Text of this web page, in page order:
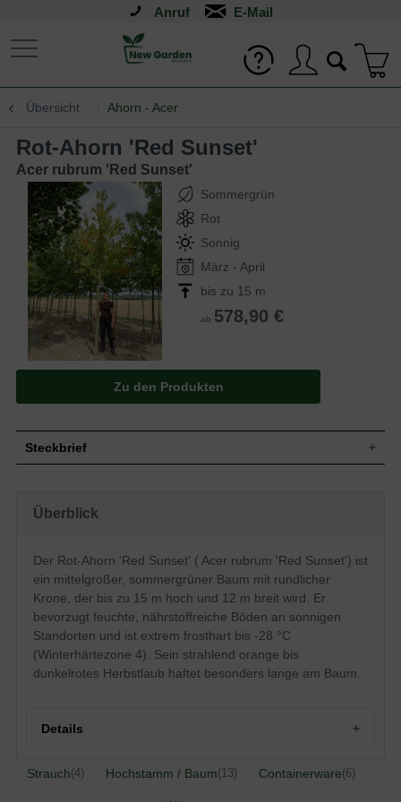
Anruf
Übersicht Ahorn - Acer
Rot-Ahorn 'Red Sunset'
Acer rubrum 'Red Sunset'
Sommergrün
Rot
Sonnig
März - April
bis zu 15 m
ab 578,90 €
Zu den Produkten
Steckbrief
Blatt
Sommergrün, Oberseite frischgrün,
Unterseite blaugrün, glänzend,
Herbstfärbung strahlend orange bis
dunkelrot, 3 bis 5 lappig, 12 cm groß
Frucht
Fruchtflügel
Rote, auffallende Blütenbüschel vor dem
Laubaustrieb
Blütezeit
März / April
Wurzeln
vermeiden
Überblick
Der Rot-Ahorn 'Red Sunset' ( Acer rubrum 'Red Sunset') ist
ein mittelgroßer, sommergrüner Baum mit rundlicher
Krone, der bis zu 15 m hoch und 12 m breit wird. Er
bevorzugt feuchte, nährstoffreiche Böden an sonnigen
Standorten und ist extrem frosthart bis -28 °C
(Winterhärtezone 4). Sein strahlend orange bis
dunkelrotes Herbstlaub haftet besonders lange am Baum.
Details
Strauch(4) Hochstamm / Baum(13) Containerware(6)